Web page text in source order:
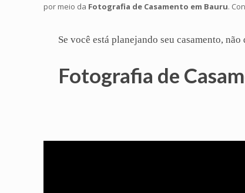
por meio da Fotografia de Casamento em Bauru.
Se você está planejando seucasamento, não
Fotografia de